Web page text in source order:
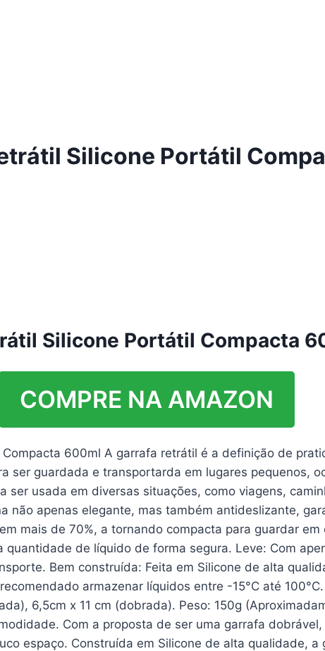
Silicone Portátil
Silicone Portátil Compacta
COMPRE NA AMAZON
600ml A garrafa retrátil é a definição de
ser guardada e transportarda em lugares pequenos,
usada em diversas situações, como viagens,
não apenas elegante, mas também antideslizante,
mais de 70%, a tornando compacta para guardar
de líquido de forma segura. Leve: Com
Bem construída: Feita em Silicone de alta
armazenar líquidos entre -15°C até
6,5cm x 11 cm (dobrada). Peso: 150g
Com a proposta de ser uma garrafa
espaço. Construída em Silicone de alta qualidade,